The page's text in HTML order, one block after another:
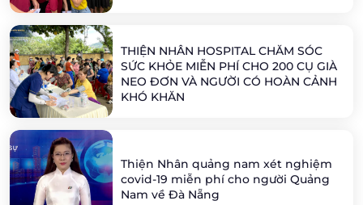
THIỆN NHÂN HOSPITAL CHĂM SÓC
SỨC KHỎE MIỄN PHÍ CHO 200 CỤ GIÀ
NEO ĐƠN VÀ NGƯỜI CÓ HOÀN CẢNH
KHÓ KHĂN
Thiện Nhân quảng nam xét nghiệm
covid-19 miễn phí cho người Quảng
Nam về Đà Nẵng